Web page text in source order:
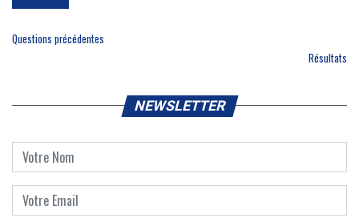
Questions précédentes
Résultats
NEWSLETTER